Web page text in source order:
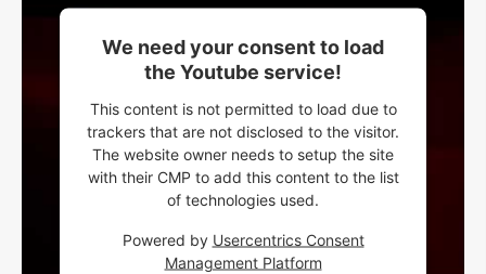
We need your consent to load
the Youtube service!
This content is not permitted to load due to
trackers that are not disclosed to the visitor.
The website owner needs to setup the site
with their CMP to add this content to the list
of technologies used.
Powered by Usercentrics Consent
Management Platform